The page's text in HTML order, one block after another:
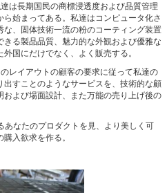
は長期国民の商標浸透度および品質管理
始まってある。私達はコンピュータ化さ
、固体技術一流の粉のコーティング装置
る製品品質、魅力的な外観および優雅な
国にだけでなく、よく販売する。
レイアウトの顧客の要求に従って私達の
すことのようなサービスを、技術的な顧
よび場面設計、また万能の売り上げ後の
なたのプロダクトを見、より美しく可
入欲求を作る。